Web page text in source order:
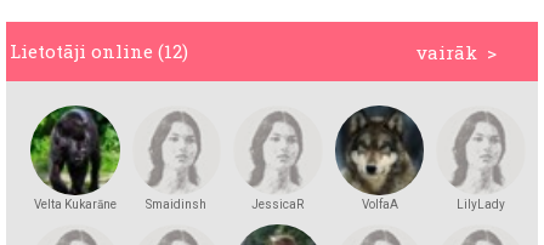
vairāk >
Lietotāji online (12)
Velta Kukarāne Smaidinsh JessicaR VolfaA LilyLady